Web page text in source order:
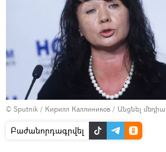
© Sputnik / Кирилл Каллиников / Անցնել
Բաժանորդագրվել